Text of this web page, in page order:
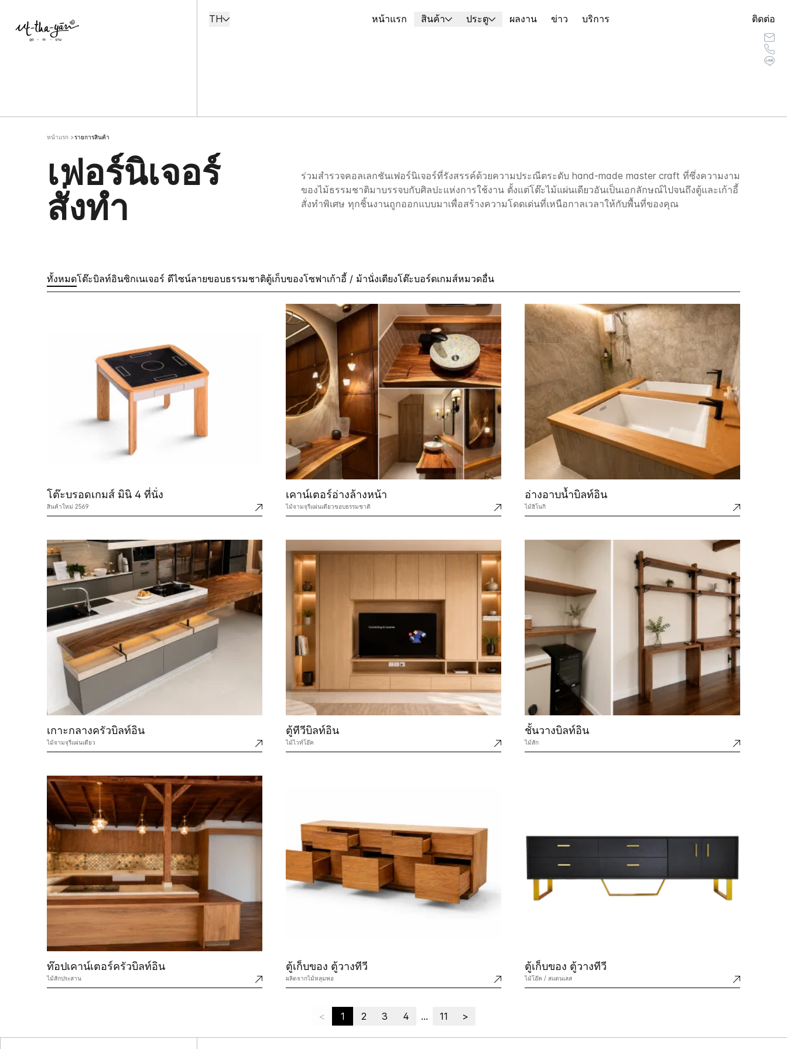
TH หน้าแรก สินค้า ประตู ผลงาน ข่าว บริการ ติดต่อ
หน้าแรก >รายการสินค้า
เฟอร์นิเจอร์
สั่งทำ
ร่วมสำรวจคอลเลกชันเฟอร์นิเจอร์ที่รังสรรค์ด้วยความประณีตระดับ hand-made master craft ที่ซึ่งความงาม
ของไม้ธรรมชาติมาบรรจบกับศิลปะแห่งการใช้งาน ตั้งแต่โต๊ะไม้แผ่นเดียวอันเป็นเอกลักษณ์ไปจนถึงตู้และเก้าอี้
สั่งทำพิเศษ ทุกชิ้นงานถูกออกแบบมาเพื่อสร้างความโดดเด่นที่เหนือกาลเวลาให้กับพื้นที่ของคุณ
ทั้งหมดโต๊ะบิลท์อินซิกเนเจอร์ ดีไซน์ลายขอบธรรมชาติตู้เก็บของโซฟาเก้าอี้ / ม้านั่งเตียงโต๊ะบอร์ดเกมส์หมวดอื่น
โต๊ะบรอดเกมส์ มินิ 4 ที่นั่ง
สินค้าใหม่ 2569
เคาน์เตอร์อ่างล้างหน้า
ไม้จามจุรีแผ่นเดียวขอบธรรมชาติ
อ่างอาบน้ำบิลท์อิน
ไม้ฮิโนกิ
เกาะกลางครัวบิลท์อิน
ไม้จามจุรีแผ่นเดียว
ตู้ทีวีบิลท์อิน
ไม้ไวท์โอ๊ค
ชั้นวางบิลท์อิน
ไม้สัก
ท๊อปเคาน์เตอร์ครัวบิลท์อิน
ไม้สักประสาน
ตู้เก็บของ ตู้วางทีวี
ผลิตจากไม้หลุมพอ
ตู้เก็บของ ตู้วางทีวี
ไม้โอ๊ค / สแตนเลส
< 1 2 3 4 ... 11 >